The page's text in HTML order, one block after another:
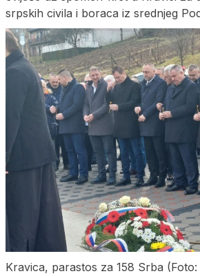
srpskih civila i boraca iz srednjeg
Kravica, parastos za 158 Srba (Foto: